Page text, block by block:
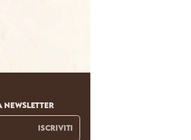
newsletter
ISCRIVITI